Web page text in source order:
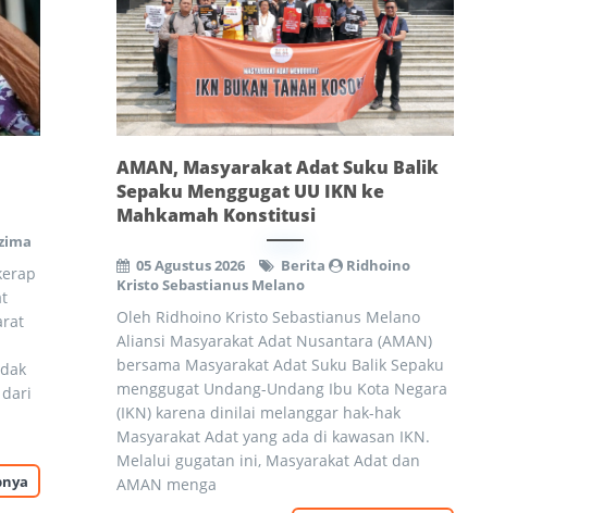
AMAN, Masyarakat Adat Suku Balik
Sepaku Menggugat UU IKN ke
Mahkamah Konstitusi
05 Agustus 2026 Berita
Ridhoino
Kristo Sebastianus Melano
Oleh Ridhoino Kristo Sebastianus Melano
Aliansi Masyarakat Adat Nusantara (AMAN)
bersama Masyarakat Adat Suku Balik Sepaku
menggugat Undang-Undang Ibu Kota Negara
(IKN) karena dinilai melanggar hak-hak
Masyarakat Adat yang ada di kawasan IKN.
Melalui gugatan ini, Masyarakat Adat dan
AMAN menga